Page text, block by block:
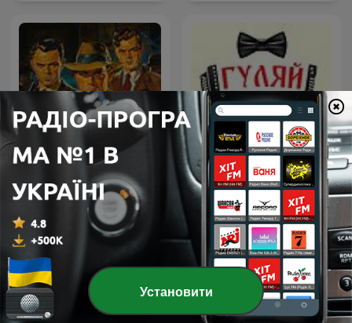
Detective Radio Гуляй не хочу
Установити